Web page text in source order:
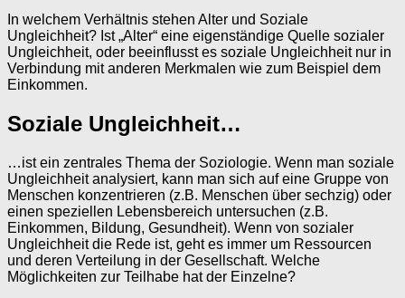
In welchem Verhältnis stehen Alter und Soziale
Ungleichheit? Ist „Alter“ eine eigenständige Quelle sozialer
Ungleichheit, oder beeinflusst es soziale Ungleichheit nur in
Verbindung mit anderen Merkmalen wie zum Beispiel dem
Einkommen.
Soziale Ungleichheit…
…ist ein zentrales Thema der Soziologie. Wenn man soziale
Ungleichheit analysiert, kann man sich auf eine Gruppe von
Menschen konzentrieren (z.B. Menschen über sechzig) oder
einen speziellen Lebensbereich untersuchen (z.B.
Einkommen, Bildung, Gesundheit). Wenn von sozialer
Ungleichheit die Rede ist, geht es immer um Ressourcen
und deren Verteilung in der Gesellschaft. Welche
Möglichkeiten zur Teilhabe hat der Einzelne?